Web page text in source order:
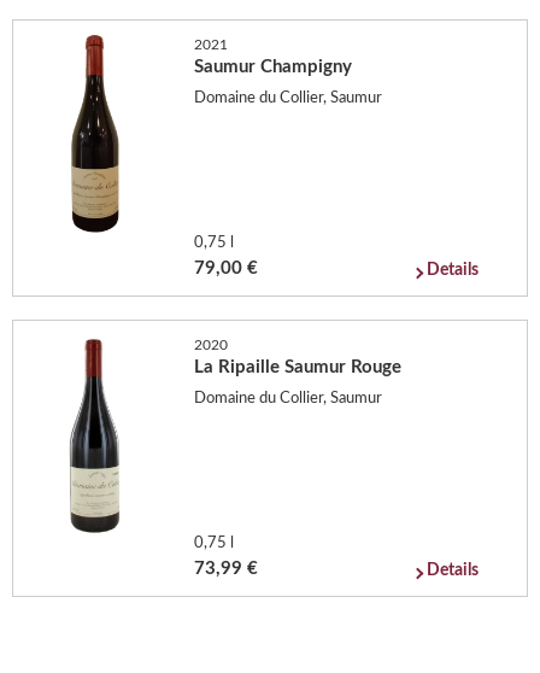
2021
Saumur Champigny
Domaine du Collier, Saumur
0,75 l
79,00 € Details
2020
La Ripaille Saumur Rouge
Domaine du Collier, Saumur
0,75 l
73,99 € Details